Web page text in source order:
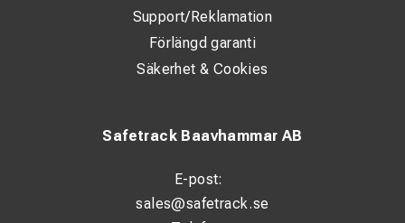
Safetrack Baavhammar AB
E-post:
sales@safetrack.se
Support/Reklamation
Förlängd garanti
Säkerhet & Cookies